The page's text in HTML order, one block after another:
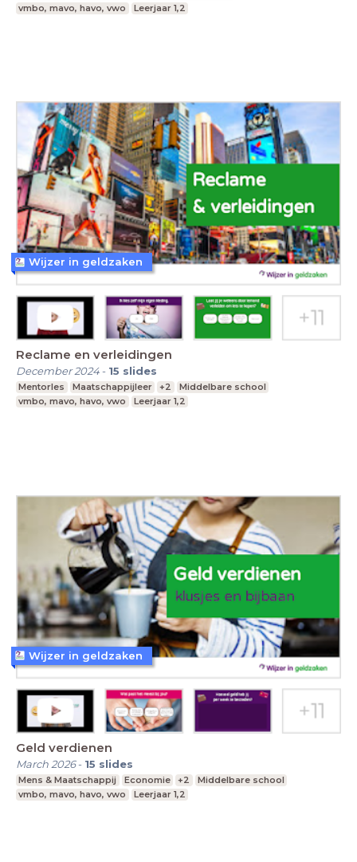
vmbo, mavo, havo, vwo
Leerjaar 1,2
Reclame en verleidingen
December 2024- 15 slides
Mentorles Maatschappijleer +2
Middelbare school
vmbo, mavo, havo, vwo
Leerjaar 1,2
Wijzer in geldzaken
Geld verdienen
March 2026- 15 slides
Mens & Maatschappij Economie +2
Middelbare school
vmbo, mavo, havo, vwo
Leerjaar 1,2
Wijzer in geldzaken